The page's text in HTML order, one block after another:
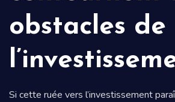
obstacles de
Si cette ruée vers l’investissement